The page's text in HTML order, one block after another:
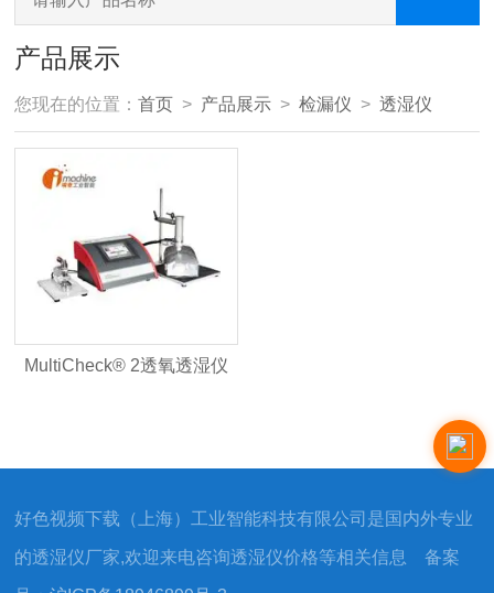
产品展示
您现在的位置：首页 > 产品展示 >检漏仪 >透湿仪
MultiCheck® 2透氧透湿仪
好色视频下载（上海）工业智能科技有限公司是国内外专业
的透湿仪厂家,欢迎来电咨询透湿仪价格等相关信息 备案